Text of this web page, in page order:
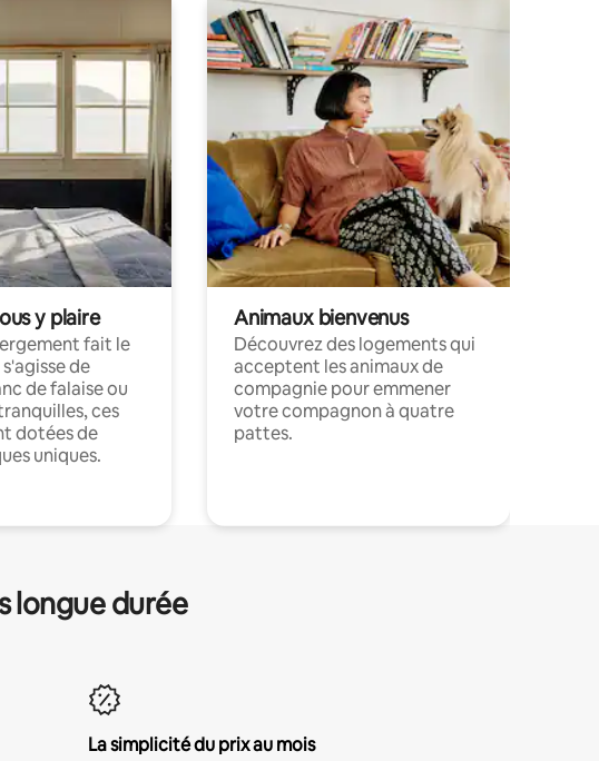
y plaire
fait le
de
de falaise ou
ces
dotées de
uniques.
Animaux bienvenus
Découvrez des logements qui
acceptent les animaux de
compagnie pour emmener
votre compagnon à quatre
pattes.
longue durée
La simplicité du prix au mois